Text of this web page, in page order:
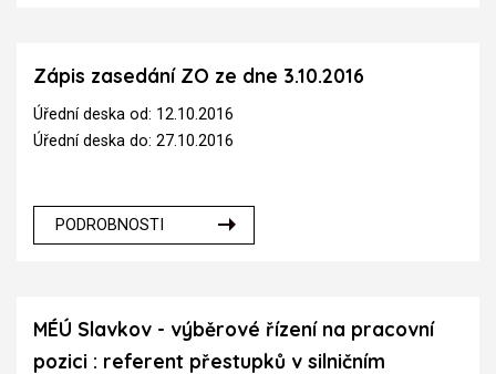
Zápis zasedání ZO ze dne 3.10.2016
Úřední deska od: 12.10.2016
Úřední deska do: 27.10.2016
PODROBNOSTI
MÉÚ Slavkov - výběrové řízení na pracovní
pozici : referent přestupků v silničním